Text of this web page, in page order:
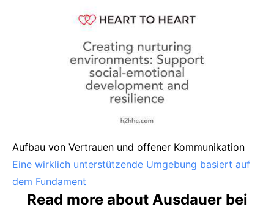
Aufbau von Vertrauen und offener Kommunikation
Eine wirklich unterstützende Umgebung basiert auf
dem Fundament
Read more about Ausdauer bei